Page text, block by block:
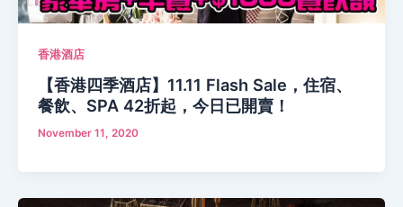
香港酒店
【香港四季酒店】11.11 Flash Sale，住宿、
餐飲、SPA 42折起，今日已開賣！
November 11, 2020